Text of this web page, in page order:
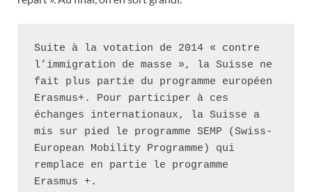
Suite à la votation de 2014 « contre
l’immigration de masse », la Suisse ne
fait plus partie du programme européen
Erasmus+. Pour participer à ces
échanges internationaux, la Suisse a
mis sur pied le programme SEMP (Swiss-
European Mobility Programme) qui
remplace en partie le programme
Erasmus +.